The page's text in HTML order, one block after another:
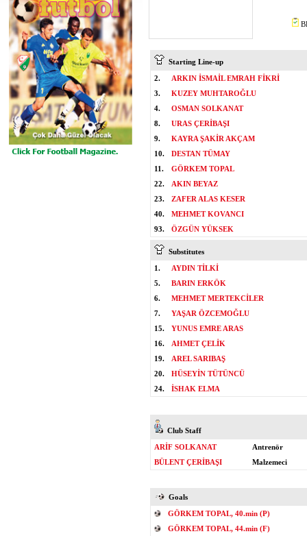
Starting Line-up
2.
ARKIN İSMAİL EMRAH FİKRİ
3.
KUZEY MUHTAROĞLU
4.
OSMAN SOLKANAT
8.
URAS ÇERİBAŞI
9.
KAYRA ŞAKİR AKÇAM
10.
DESTAN TÜMAY
11.
GÖRKEM TOPAL
22.
AKIN BEYAZ
23.
ZAFER ALAS KESER
40.
MEHMET KOVANCI
93.
ÖZGÜN YÜKSEK
Substitutes
1.
AYDIN TİLKİ
5.
BARIN ERKÖK
6.
MEHMET MERTEKCİLER
7.
YAŞAR ÖZCEMOĞLU
15.
YUNUS EMRE ARAS
16.
AHMET ÇELİK
19.
AREL SARIBAŞ
20.
HÜSEYİN TÜTÜNCÜ
24.
İSHAK ELMA
Club Staff
ARİF SOLKANAT
Antrenör
BÜLENT ÇERİBAŞI
Malzemeci
Goals
GÖRKEM TOPAL, 40.min (P)
GÖRKEM TOPAL, 44.min (F)